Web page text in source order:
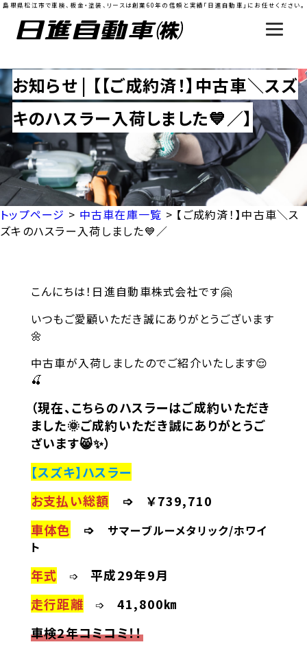
島根県松江市で車検、板金・塗装、リースは創業60年の信頼と実績「日進自動車」にお任せください。
お知らせ | 【【ご成約済！】中古車＼スズ
キのハスラー入荷しました💙／】
トップページ > 中古車在庫一覧 > 【ご成約済！】中古車＼ス
ズキのハスラー入荷しました💙／
こんにちは！日進自動車株式会社です🤗
いつもご愛顧いただき誠にありがとうございます
🌼
中古車が入荷しましたのでご紹介いたします😌
🍒
（現在、こちらのハスラーはご成約いただき
ました🌞ご成約いただき誠にありがとうご
ざいます😸✨）
【スズキ】ハスラー
お支払い総額 ➩ ￥739,710
車体色 ➩サマーブルーメタリック/ホワイ
ト
年式 ➩平成29年9月
走行距離 ➩ 41,800㎞
車検2年コミコミ！！